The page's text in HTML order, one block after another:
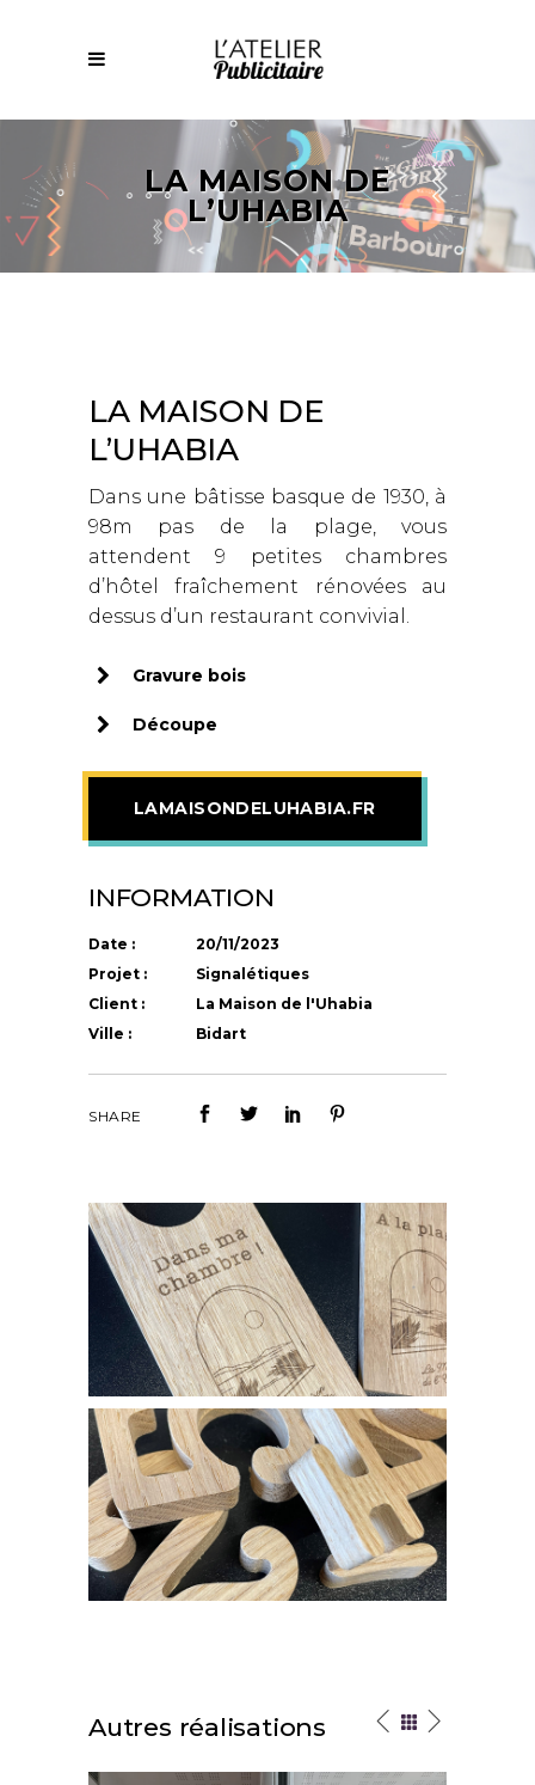
LA MAISON DE
L’UHABIA
LA MAISON DE
L’UHABIA
Dans une bâtisse basque de 1930, à
98m pas de la plage, vous
attendent 9 petites chambres
d’hôtel fraîchement rénovées au
dessus d’un restaurant convivial.
Gravure bois
Découpe
LAMAISONDELUHABIA.FR
INFORMATION
Date :
20/11/2023
Projet :
Signalétiques
Client :
La Maison de l'Uhabia
Ville :
Bidart
SHARE
Autres réalisations